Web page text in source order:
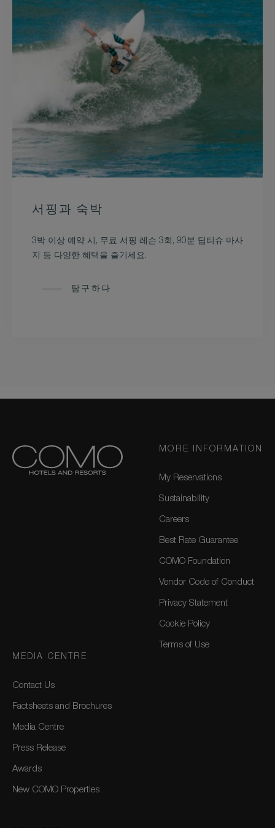
서핑과 숙박
3박 이상 예약 시, 무료 서핑 레슨 3회, 90분 딥티슈 마사
지 등 다양한 혜택을 즐기세요.
탐구하다
MORE INFORMATION
My Reservations
Sustainability
Careers
Best Rate Guarantee
COMO Foundation
Vendor Code of Conduct
Privacy Statement
Cookie Policy
Terms of Use
MEDIA CENTRE
Contact Us
Factsheets and Brochures
Media Centre
Press Release
Awards
New COMO Properties